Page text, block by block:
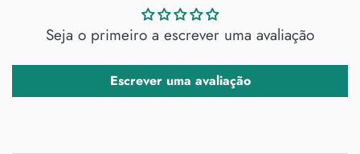
Seja o primeiro a escrever uma avaliação
Escrever uma avaliação